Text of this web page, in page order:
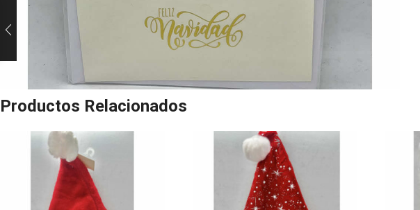
Productos Relacionados